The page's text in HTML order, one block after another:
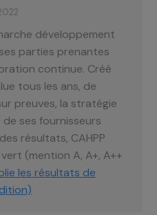
développement
parties prenantes
continue. Créé
tous les ans, de
preuves, la stratégie
ses fournisseurs
résultats, CAHPP
(mention A, A+, A++
les résultats de